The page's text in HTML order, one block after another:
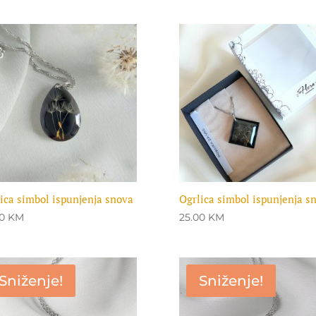
25.00 KM.17.00 KM.
simbol ispunjenja snova
KM
Ogrlica simbol ispunjenja
25.00 KM
Sniženje! Sniženje!